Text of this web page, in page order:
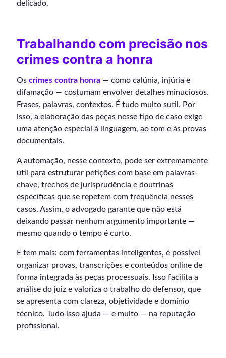
delicado.
Trabalhando com precisão nos
crimes contra a honra
Os crimes contra honra — como calúnia, injúria e
difamação — costumam envolver detalhes minuciosos.
Frases, palavras, contextos. É tudo muito sutil. Por
isso, a elaboração das peças nesse tipo de caso exige
uma atenção especial à linguagem, ao tom e às provas
documentais.
A automação, nesse contexto, pode ser extremamente
útil para estruturar petições com base em palavras-
chave, trechos de jurisprudência e doutrinas
específicas que se repetem com frequência nesses
casos. Assim, o advogado garante que não está
deixando passar nenhum argumento importante —
mesmo quando o tempo é curto.
E tem mais: com ferramentas inteligentes, é possível
organizar provas, transcrições e conteúdos online de
forma integrada às peças processuais. Isso facilita a
análise do juiz e valoriza o trabalho do defensor, que
se apresenta com clareza, objetividade e domínio
técnico. Tudo isso ajuda — e muito — na reputação
profissional.